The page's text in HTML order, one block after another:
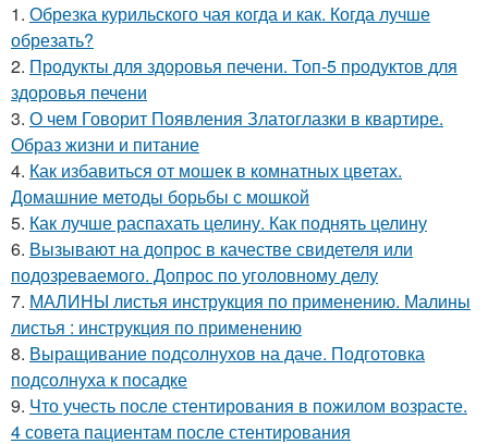
1. Обрезка курильского чая когда и как. Когда лучше
обрезать?
2. Продукты для здоровья печени. Топ-5 продуктов для
здоровья печени
3. О чем Говорит Появления Златоглазки в квартире.
Образ жизни и питание
4. Как избавиться от мошек в комнатных цветах.
Домашние методы борьбы с мошкой
5. Как лучше распахать целину. Как поднять целину
6. Вызывают на допрос в качестве свидетеля или
подозреваемого. Допрос по уголовному делу
7. МАЛИНЫ листья инструкция по применению. Малины
листья : инструкция по применению
8. Выращивание подсолнухов на даче. Подготовка
подсолнуха к посадке
9. Что учесть после стентирования в пожилом возрасте.
4 совета пациентам после стентирования